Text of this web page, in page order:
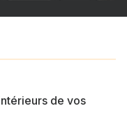
de vos